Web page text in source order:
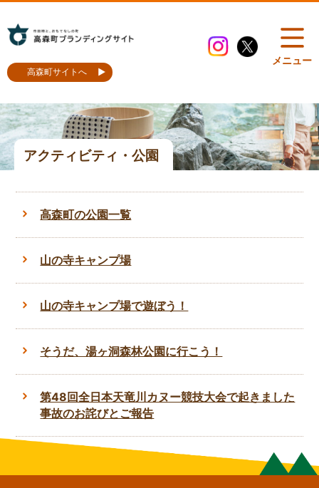
高森町サイトへ
メニュー
アクティビティ・公園
高森町の公園一覧
山の寺キャンプ場
山の寺キャンプ場で遊ぼう！
そうだ、湯ヶ洞森林公園に行こう！
第48回全日本天竜川カヌー競技大会で起きました
事故のお詫びとご報告